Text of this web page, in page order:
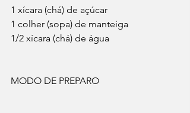
1 xícara (chá) de açúcar
1 colher (sopa) de manteiga
1/2 xícara (chá) de água
MODO DE PREPARO